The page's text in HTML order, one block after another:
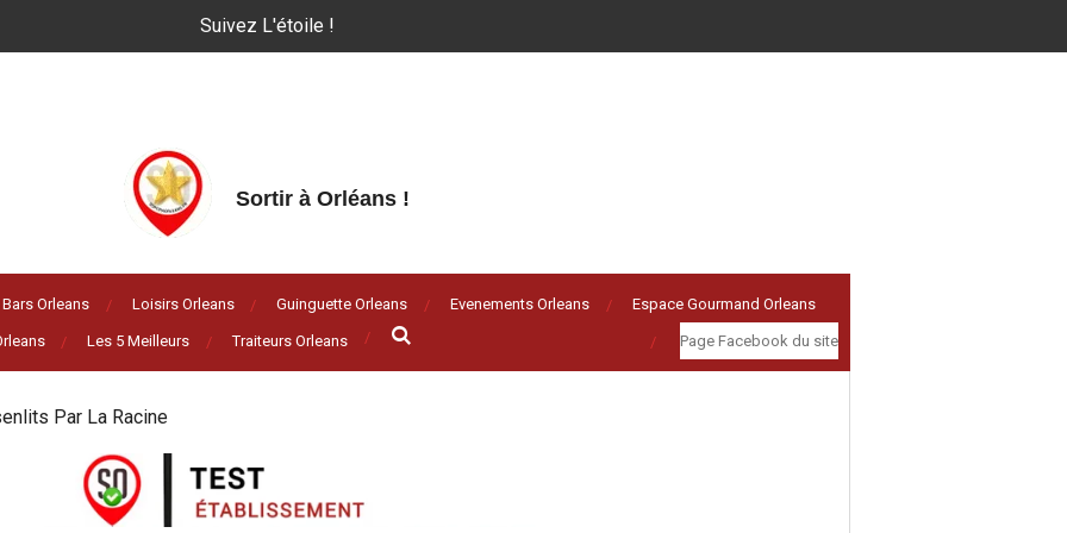
Suivez L'étoile !
Sortir à Orléans !
Bars Orleans Loisirs Orleans Guinguette Orleans Evenements Orleans Espace Gourmand Orleans
Les 5 Meilleurs Traiteurs Orleans Page Facebook du site
Par La Racine